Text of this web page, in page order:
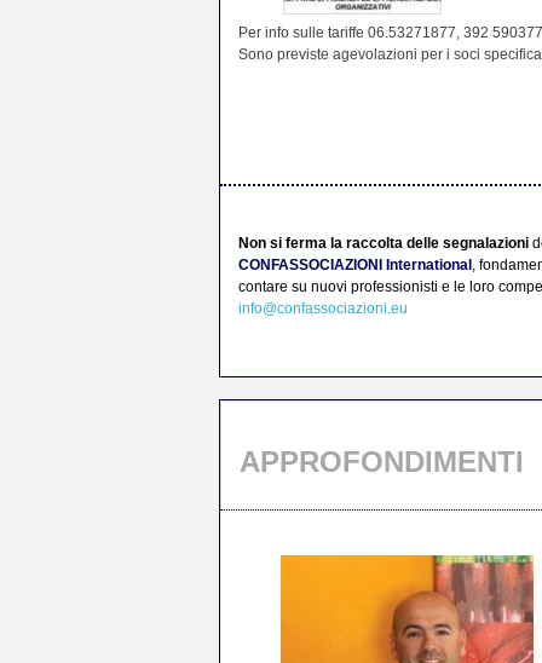
Per info sulle tariffe 06.53271877, 392
Sono previste agevolazioni per i soci
Non si ferma la raccolta delle segnalazioni
CONFASSOCIAZIONI International ,
contare su nuovi professionisti e le loro
info@confassociazioni.eu
APPROFONDIMENTI